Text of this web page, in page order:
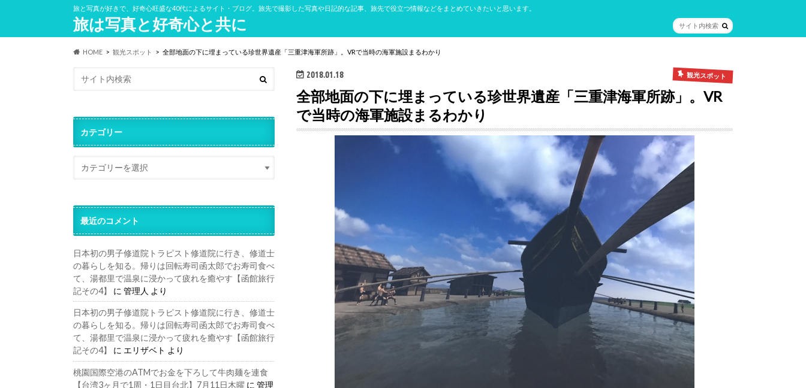
旅と写真が好きで、好奇心旺盛な40代によるサイト・ブログ。旅先で撮影した写真や日記的な記事、旅先で役立つ情報などをまとめていきたいと思います。
旅は写真と好奇心と共に
HOME 観光スポット 全部地面の下に埋まっている珍世界遺産「三重津海軍所跡」。VRで当時の海軍施設まるわかり
2018.01.18 観光スポット
全部地面の下に埋まっている珍世界遺産「三重津海軍所跡」。VR
で当時の海軍施設まるわかり
カテゴリー
最近のコメント
日本初の男子修道院トラピスト修道院に行き、修道士
の暮らしを知る。帰りは回転寿司函太郎でお寿司食べ
て、湯都里で温泉に浸かって疲れを癒やす【函館旅行
記その4】
に 管理人 より
日本初の男子修道院トラピスト修道院に行き、修道士
の暮らしを知る。帰りは回転寿司函太郎でお寿司食べ
て、湯都里で温泉に浸かって疲れを癒やす【函館旅行
記その4】
に エリザベト より
桃園国際空港のATMでお金を下ろして牛肉麺を連食
【台湾3ヶ月で1周・1日目台北】7月11日木曜 に 管理